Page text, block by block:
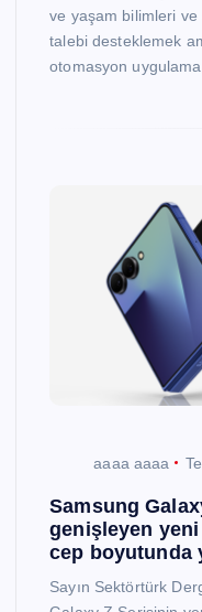
ve yaşam bilimleri
talebi desteklemek
otomasyon
aaaa aaaa
Samsung
genişleyen
cep boyutunda
Sayın Sektörtürk